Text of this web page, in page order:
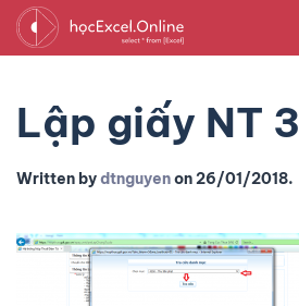
Lập giấy NT 3
Written bydtnguyenon26/01/2018.